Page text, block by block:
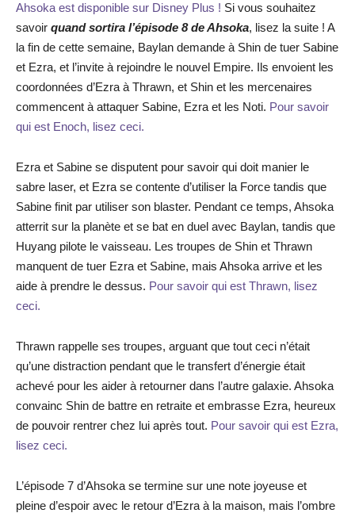
Ahsoka est disponible sur Disney Plus ! Si vous souhaitez
savoir quand sortira l’épisode 8 de Ahsoka, lisez la suite ! A
la fin de cette semaine, Baylan demande à Shin de tuer Sabine
et Ezra, et l’invite à rejoindre le nouvel Empire. Ils envoient les
coordonnées d’Ezra à Thrawn, et Shin et les mercenaires
commencent à attaquer Sabine, Ezra et les Noti. Pour savoir
qui est Enoch, lisez ceci.
Ezra et Sabine se disputent pour savoir qui doit manier le
sabre laser, et Ezra se contente d’utiliser la Force tandis que
Sabine finit par utiliser son blaster. Pendant ce temps, Ahsoka
atterrit sur la planète et se bat en duel avec Baylan, tandis que
Huyang pilote le vaisseau. Les troupes de Shin et Thrawn
manquent de tuer Ezra et Sabine, mais Ahsoka arrive et les
aide à prendre le dessus. Pour savoir qui est Thrawn, lisez
ceci.
Thrawn rappelle ses troupes, arguant que tout ceci n’était
qu’une distraction pendant que le transfert d’énergie était
achevé pour les aider à retourner dans l’autre galaxie. Ahsoka
convainc Shin de battre en retraite et embrasse Ezra, heureux
de pouvoir rentrer chez lui après tout. Pour savoir qui est Ezra,
lisez ceci.
L’épisode 7 d’Ahsoka se termine sur une note joyeuse et
pleine d’espoir avec le retour d’Ezra à la maison, mais l’ombre